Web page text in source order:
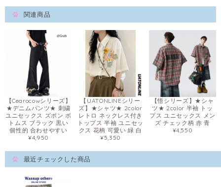
関連商品
【Cearocowシリーズ】
★デニムパンツ★ 刺繍
ユニセックス ズボン ボ
トムス ブラック 黒い
個性的 合わせやすい
¥4,950
【UATONLINEシリー
ズ】★シャツ★ 2color
レトロ ネックレス付き
トップス 半袖 ユニセッ
クス 花柄 可愛い 緑 白
¥5,350
【悟シリーズ】★シャ
ツ★ 2color 半袖 トッ
プス ユニセックス メン
ズ チェック柄 赤 青
¥4,550
最近チェックした商品